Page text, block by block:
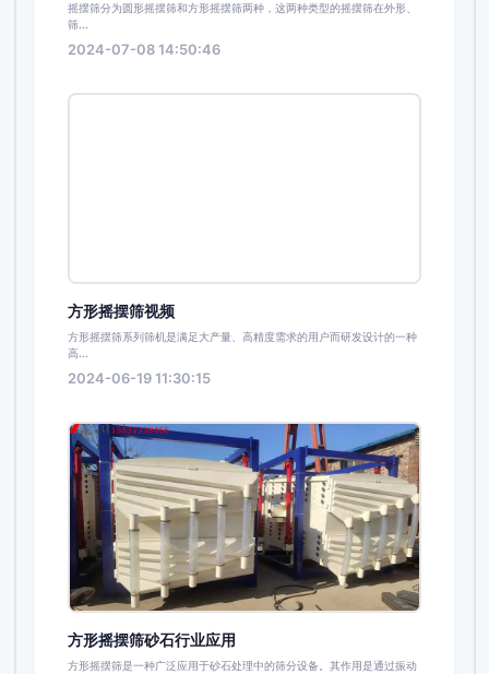
摇摆筛分为圆形摇摆筛和方形摇摆筛两种，这两种类型的摇摆筛在外形、
筛...
2024-07-08 14:50:46
方形摇摆筛视频
方形摇摆筛系列筛机是满足大产量、高精度需求的用户而研发设计的一种
高...
2024-06-19 11:30:15
方形摇摆筛砂石行业应用
方形摇摆筛是一种广泛应用于砂石处理中的筛分设备。其作用是通过振动